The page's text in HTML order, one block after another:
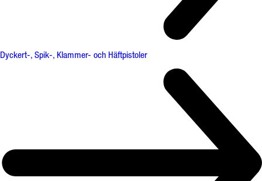
Dyckert-, Spik-, Klammer- och Häftpistoler